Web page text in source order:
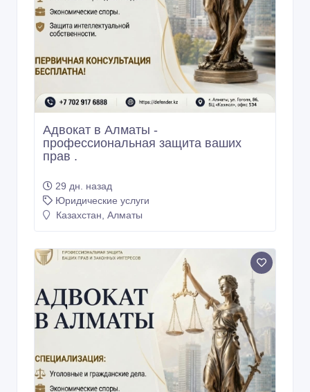
Адвокат в Алматы -
профессиональная защита ваших
прав .
29 дн. назад
Юридические услуги
Казахстан, Алматы